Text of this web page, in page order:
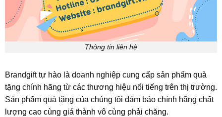
Thông tin liên hệ
Brandgift tự hào là doanh nghiệp cung cấp sản phẩm quà
tặng chính hãng từ các thương hiệu nổi tiếng trên thị trường.
Sản phẩm quà tặng của chúng tôi đảm bảo chính hãng chất
lượng cao cùng giá thành vô cùng phải chăng.